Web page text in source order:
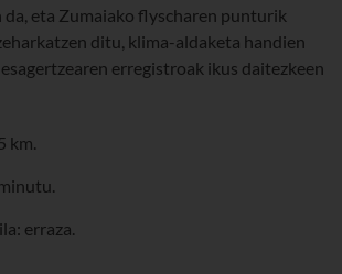
eta Zumaiako flyscharen punturik
ditu, klima-aldaketa handien
erregistroak ikus daitezkeen
km.
erraza.